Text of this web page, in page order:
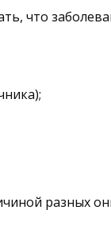
что
разных